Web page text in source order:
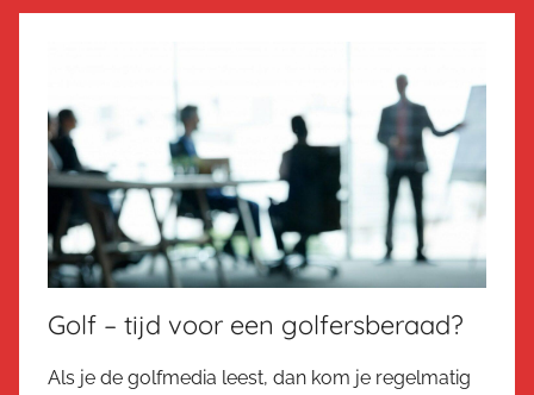
Golf – tijd voor een golfersberaad?
Als je de golfmedia leest, dan kom je regelmatig